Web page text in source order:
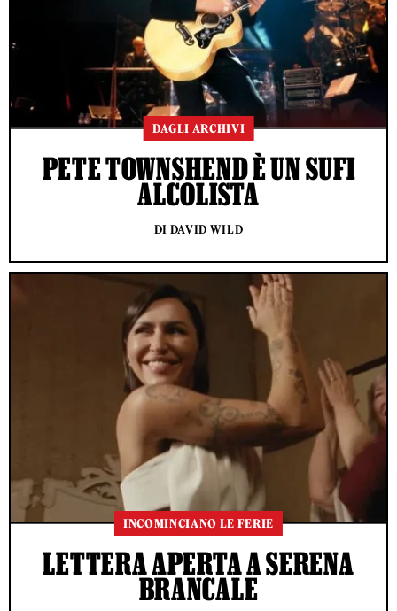
DAGLI ARCHIVI
PETE TOWNSHEND È UN SUFI
ALCOLISTA
DI DAVID WILD
INCOMINCIANO LE FERIE
LETTERA APERTA A SERENA
BRANCALE